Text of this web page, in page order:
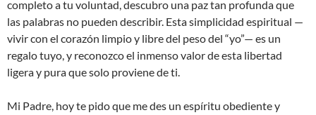
completo a tu voluntad, descubro una paz tan profunda que
las palabras no pueden describir. Esta simplicidad espiritual —
vivir con el corazón limpio y libre del peso del “yo”— es un
regalo tuyo, y reconozco el inmenso valor de esta libertad
ligera y pura que solo proviene de ti.
Mi Padre, hoy te pido que me des un espíritu obediente y